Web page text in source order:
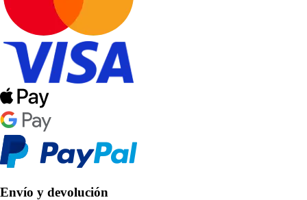
Envío y devolución